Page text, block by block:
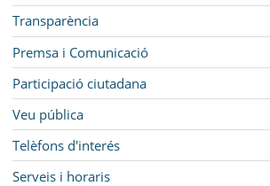
Transparència
Premsa i Comunicació
Participació ciutadana
Veu pública
Telèfons d'interés
Serveis i horaris